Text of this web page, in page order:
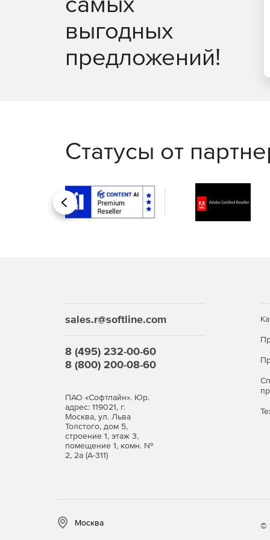
выгодных
предложений!
Статусы от
Назад
sales.r@softline.com
8 (495) 232-00-60
8 (800) 200-08-60
ПАО «Софтлайн». Юр.
адрес: 119021, г.
Москва, ул. Льва
Толстого, дом 5,
строение 1, этаж 3,
помещение 1, комн. №
2, 2а (А-311)
Москва ©